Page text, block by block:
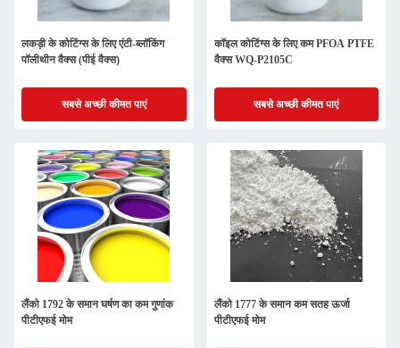
लकड़ी के कोटिंग्स के लिए एंटी-ब्लॉकिंग
पॉलीथीन वैक्स (पीई वैक्स)
सबसे अच्छी कीमत पाएं
कॉइल कोटिंग्स के लिए कम PFOA PTFE
वैक्स WQ-P2105C
सबसे अच्छी कीमत पाएं
लैंको 1792 के समान घर्षण का कम गुणांक
पीटीएफई मोम
लैंको 1777 के समान कम सतह ऊर्जा
पीटीएफई मोम